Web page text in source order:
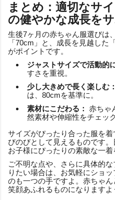
まとめ：適切なサ
の健やかな成長を
生後7ヶ月の赤ちゃん服選びは
「70cm」と、成長を見越した
がポイントです。
ジャストサイズで活動的
すさを重視。
少し大きめで長く楽しむ：
は、80cmを基準に。
素材にこだわる： 赤ちゃ
然素材や伸縮性をチェック
サイズがぴったり合った服を
びのびとして見えるものです。
お子様にぴったりの素敵な一着
ご不明な点や、さらに具体的
りたい場合は、お気軽にショ
のも一つの手ですよ。赤ちゃ
笑顔あふれるものになりますよ